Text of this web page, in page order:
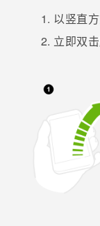
以竖直
立即双击